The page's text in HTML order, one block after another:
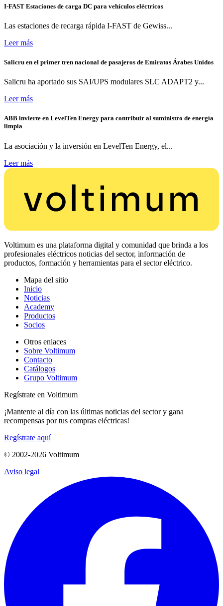
I-FAST Estaciones de carga DC para vehículos eléctricos
Las estaciones de recarga rápida I-FAST de Gewiss...
Leer más
Salicru en el primer tren nacional de pasajeros de Emiratos Árabes Unidos
Salicru ha aportado sus SAI/UPS modulares SLC ADAPT2 y...
Leer más
ABB invierte en LevelTen Energy para contribuir al suministro de energía
limpia
La asociación y la inversión en LevelTen Energy, el...
Leer más
Voltimum es una plataforma digital y comunidad que brinda a los
profesionales eléctricos noticias del sector, información de
productos, formación y herramientas para el sector eléctrico.
Mapa del sitio
Inicio
Noticias
Academy
Productos
Socios
Otros enlaces
Sobre Voltimum
Contacto
Catálogos
Grupo Voltimum
Regístrate en Voltimum
¡Mantente al día con las últimas noticias del sector y gana
recompensas por tus compras eléctricas!
Regístrate aquí
© 2002-2026 Voltimum
Aviso legal